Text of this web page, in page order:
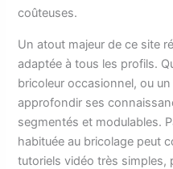
coûteuses.
Un atout majeur de ce site
adaptée à tous les profils.
bricoleur occasionnel, ou
approfondir ses
segmentés et modulables.
habituée au bricolage peut
tutoriels vidéo très simples,